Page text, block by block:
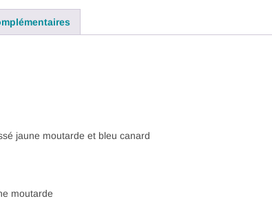
jaune moutarde et bleu canard
moutarde